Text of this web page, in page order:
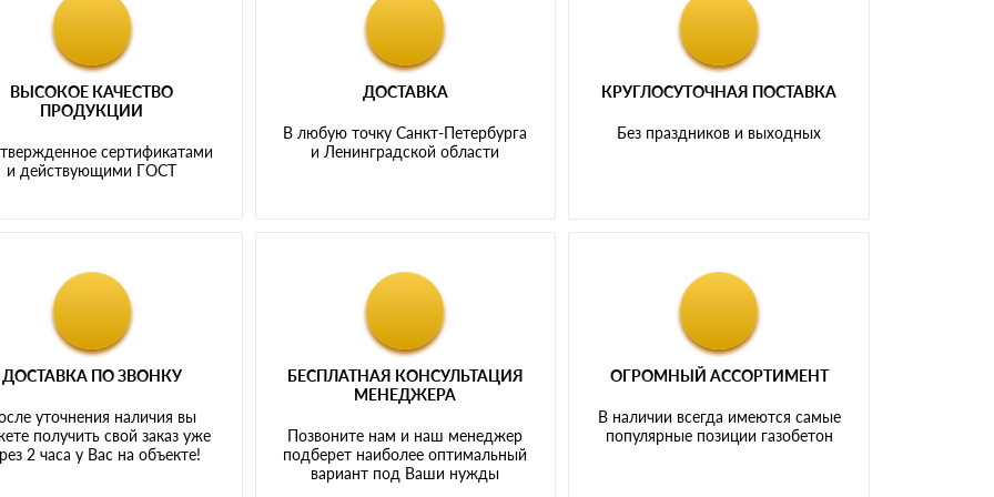
ВЫСОКОЕ КАЧЕСТВО
ПРОДУКЦИИ
сертификатами
и действующими ГОСТ
ДОСТАВКА
В любую точку Санкт-Петербурга
и Ленинградской области
КРУГЛОСУТОЧНАЯ ПОСТАВКА
Без праздников и выходных
ДОСТАВКА ПО ЗВОНКУ
уточнения наличия вы
получить свой заказ уже
2 часа у Вас на объекте!
БЕСПЛАТНАЯ КОНСУЛЬТАЦИЯ
МЕНЕДЖЕРА
Позвоните нам и наш менеджер
подберет наиболее оптимальный
вариант под Ваши нужды
ОГРОМНЫЙ АССОРТИМЕНТ
В наличии всегда имеются самые
популярные позиции газобетон